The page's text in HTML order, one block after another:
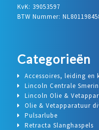
KvK: 39053597
BTW Nummer:
Categorieën
Accessoires, leiding en
Lincoln Centrale
Lincoln Olie &
Olie & Vetapparatuur
Pulsarlube
Retracta Slanghaspels